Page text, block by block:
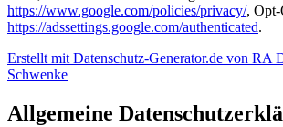
https://www.google.com/policies/privacy/, Opt-
https://adssettings.google.com/authenticated.
Erstellt mit Datenschutz-Generator.de von RA
Schwenke
Allgemeine